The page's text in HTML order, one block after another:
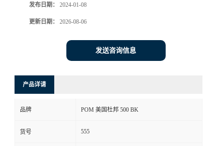
发布日期： 2024-01-08
更新日期： 2026-08-06
发送咨询信息
产品详请
品牌 POM 美国杜邦 500 BK
货号 555